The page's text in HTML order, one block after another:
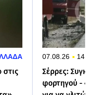
στις
07.08.26
Σέρρες:
φορτηγού -